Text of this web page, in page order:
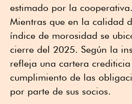
estimado por la cooperativa.
Mientras que en la calidad
índice de morosidad se
cierre del 2025. Según la
refleja una cartera crediticia
cumplimiento de las
por parte de sus socios.